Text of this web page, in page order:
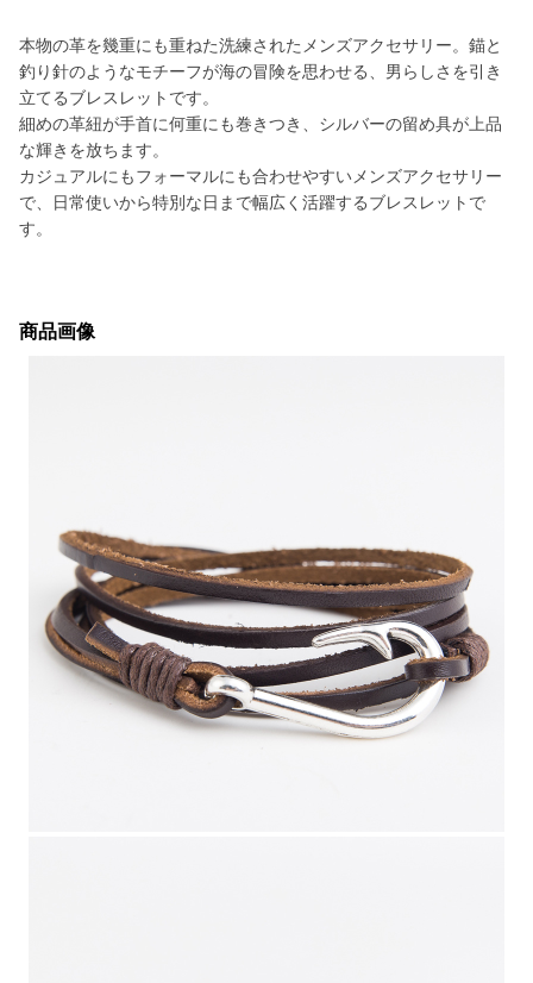
本物の革を幾重にも重ねた洗練されたメンズアクセサリー。錨と
釣り針のようなモチーフが海の冒険を思わせる、男らしさを引き
立てるブレスレットです。
細めの革紐が手首に何重にも巻きつき、シルバーの留め具が上品
な輝きを放ちます。
カジュアルにもフォーマルにも合わせやすいメンズアクセサリー
で、日常使いから特別な日まで幅広く活躍するブレスレットで
す。
商品画像